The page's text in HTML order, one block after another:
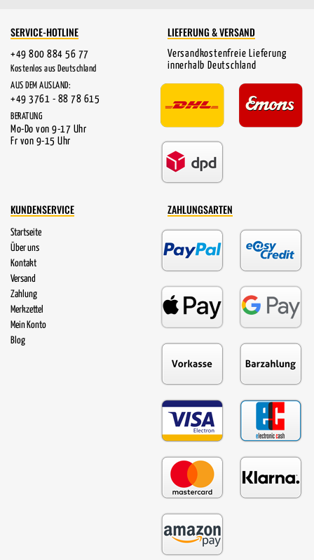
SERVICE-HOTLINE
+49 800 884 56 77
Kostenlos aus Deutschland
AUS DEM AUSLAND:
+49 3761 - 88 78 615
BERATUNG
Mo-Do von 9-17 Uhr
Fr von 9-15 Uhr
LIEFERUNG & VERSAND
Versandkostenfreie Lieferung
innerhalb Deutschland
KUNDENSERVICE
Startseite
Über uns
Kontakt
Versand
Zahlung
Merkzettel
Mein Konto
Blog
ZAHLUNGSARTEN